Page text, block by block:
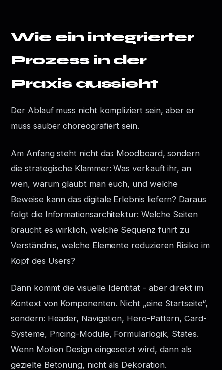
Wie ein integrierter
Prozess in der
Praxis aussieht
Der Ablauf muss nicht kompliziert sein, aber er
muss sauber choreografiert sein.
Am Anfang steht nicht das Moodboard, sondern
die strategische Klammer: Was verkauft ihr, an
wen, warum glaubt man euch, und welche
Beweise kann das digitale Erlebnis liefern? Daraus
folgt die Informationsarchitektur: Welche Seiten
braucht es wirklich, welche Sequenz führt zu
Verständnis, welche Elemente reduzieren Risiko im
Kopf des Users?
Dann kommt die visuelle Identität - aber direkt im
Kontext von Komponenten. Nicht „eine Startseite“,
sondern: Header, Navigation, Hero-Pattern, Card-
Systeme, Pricing-Module, Formularlogik, States.
Wenn Motion Design eingesetzt wird, dann als
gezielte Betonung, nicht als Dekoration.